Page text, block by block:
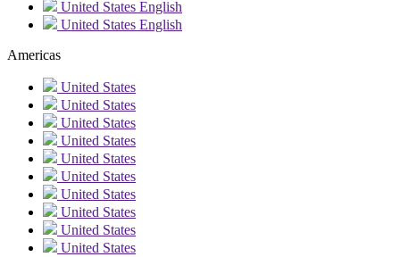
United States English
United States English
Americas
United States
United States
United States
United States
United States
United States
United States
United States
United States
United States